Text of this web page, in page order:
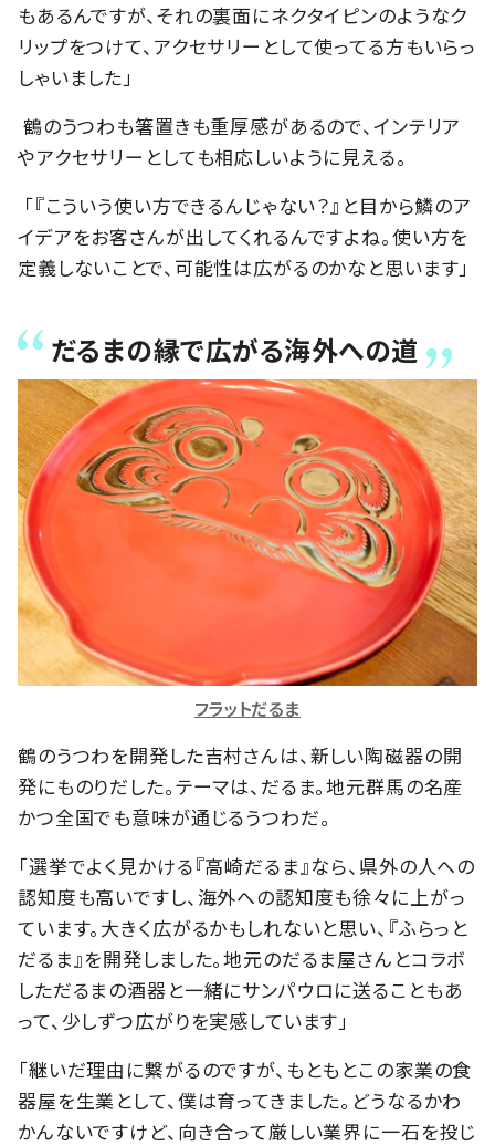
もあるんですが、それの裏面にネクタイピンのようなク
リップをつけて、アクセサリーとして使ってる方もいらっ
しゃいました」
鶴のうつわも箸置きも重厚感があるので、インテリア
やアクセサリーとしても相応しいように見える。
「『こういう使い方できるんじゃない？』と目から鱗のア
イデアをお客さんが出してくれるんですよね。使い方を
定義しないことで、可能性は広がるのかなと思います」
だるまの縁で広がる海外への道
フラットだるま
鶴のうつわを開発した吉村さんは、新しい陶磁器の開
発にものりだした。テーマは、だるま。地元群馬の名産
かつ全国でも意味が通じるうつわだ。
「選挙でよく見かける『高崎だるま』なら、県外の人への
認知度も高いですし、海外への認知度も徐々に上がっ
ています。大きく広がるかもしれないと思い、『ふらっと
だるま』を開発しました。地元のだるま屋さんとコラボ
しただるまの酒器と一緒にサンパウロに送ることもあ
って、少しずつ広がりを実感しています」
「継いだ理由に繋がるのですが、もともとこの家業の食
器屋を生業として、僕は育ってきました。どうなるかわ
かんないですけど、向き合って厳しい業界に一石を投じ